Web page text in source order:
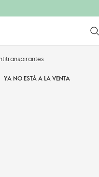
YA NO ESTÁ A LA VENTA